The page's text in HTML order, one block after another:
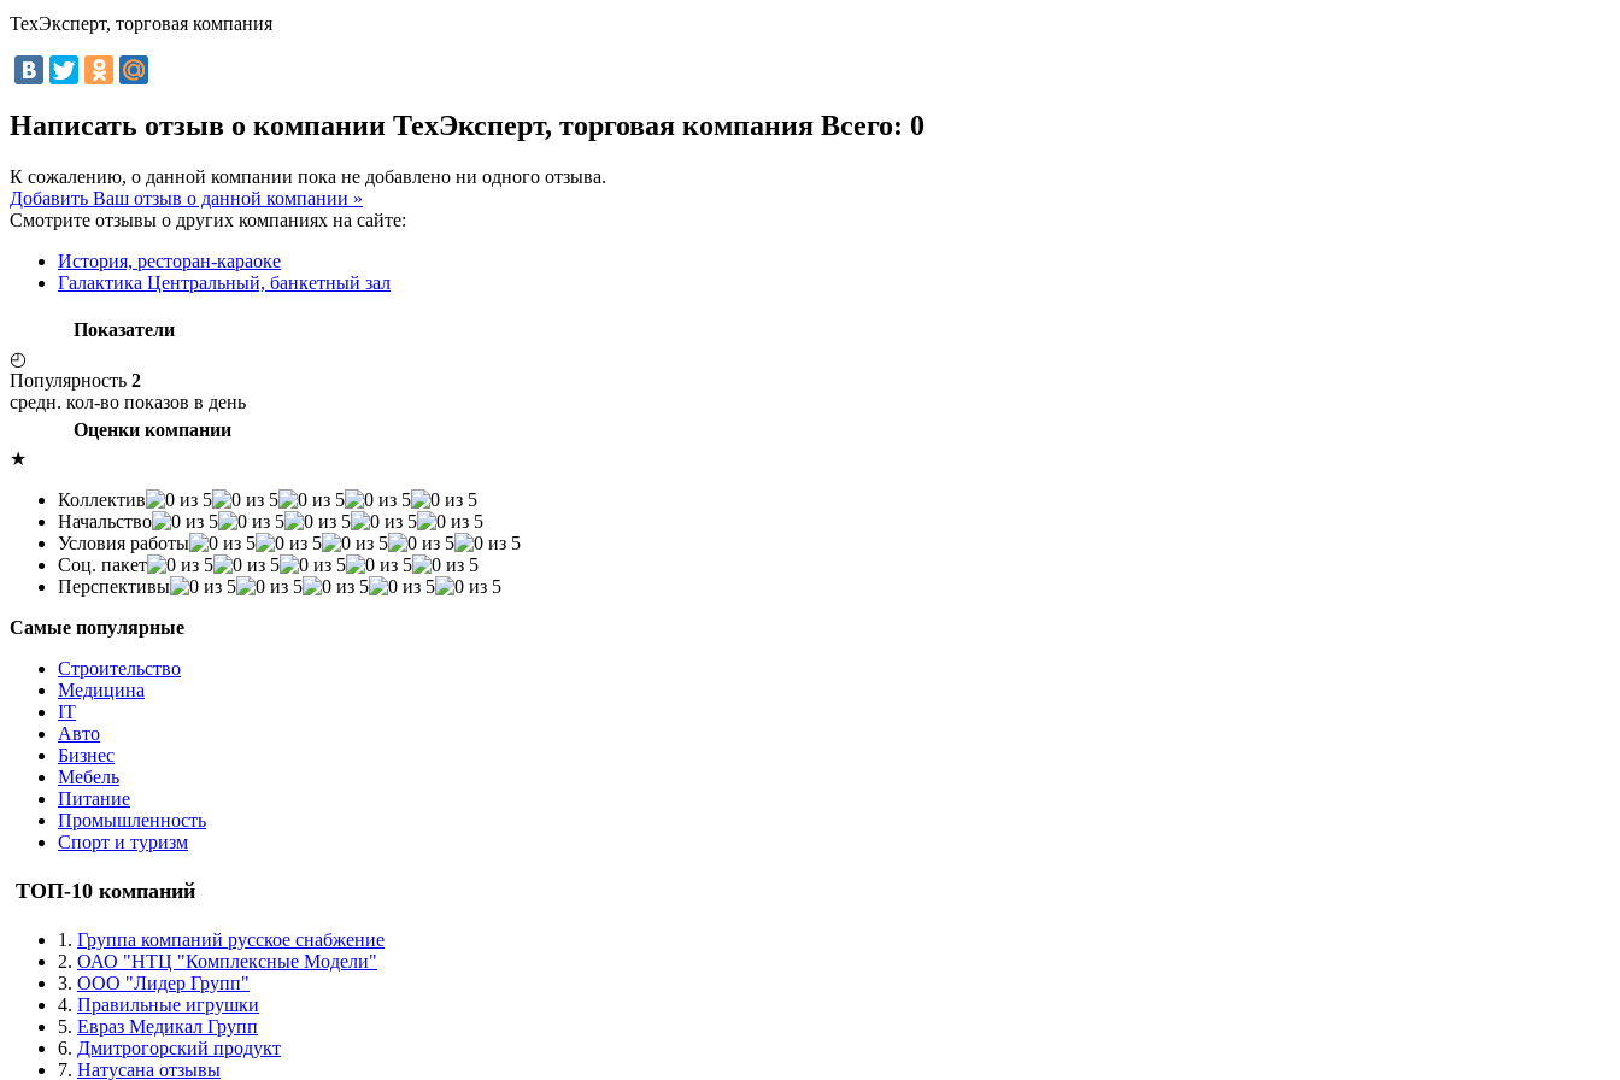
ТехЭксперт, торговая компания
Написать отзыв о компании ТехЭксперт, торговая компания Всего: 0
К сожалению, о данной компании пока не добавлено ни одного отзыва.
Добавить Ваш отзыв о данной компании »
Смотрите отзывы о других компаниях на сайте:
История, ресторан-караоке
Галактика Центральный, банкетный зал
Показатели
◴
Популярность 2
средн. кол-во показов в день
Оценки компании
★
Коллектив
Начальство
Условия работы
Соц. пакет
Перспективы
Самые популярные
Строительство
Медицина
IT
Авто
Бизнес
Мебель
Питание
Промышленность
Спорт и туризм
ТОП-10 компаний
1. Группа компаний русское снабжение
2. ОАО "НТЦ "Комплексные Модели"
3. ООО "Лидер Групп"
4. Правильные игрушки
5. Евраз Медикал Групп
6. Дмитрогорский продукт
7. Натусана отзывы